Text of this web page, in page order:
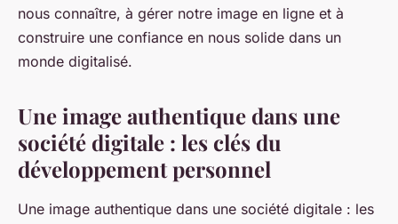
nous connaître, à gérer notre image en ligne et à
construire une confiance en nous solide dans un
monde digitalisé.
Une image authentique dans une
société digitale : les clés du
développement personnel
Une image authentique dans une société digitale : les